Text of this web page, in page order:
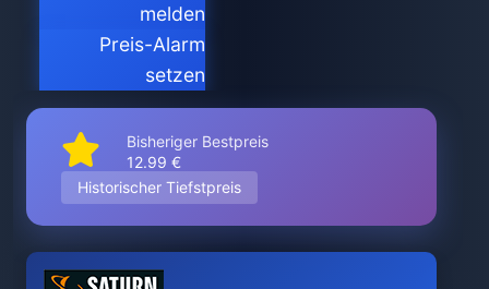
melden
Preis-Alarm
setzen
Bisheriger Bestpreis
12.99 €
Historischer Tiefstpreis